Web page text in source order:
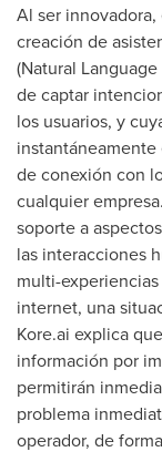
Al ser
creación de
(Natural
de captar
los usuarios, y
de conexión con
cualquier
soporte a
las interacciones
multi-
internet, una
Kore.ai explica
información por
permitirán
problema
operador, de